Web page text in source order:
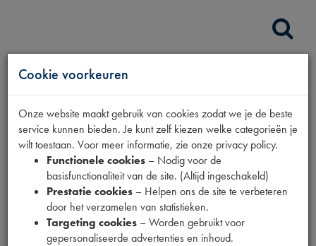
KROONMOER
HANDREMHEVEL
Productnummer
6200145
1,49 (€1,23excl. btw)
Cookie voorkeuren
Onze website maakt gebruik van cookies zodat we je de beste
service kunnen bieden. Je kunt zelf kiezen welke categorieën je
wilt toestaan. Voor meer informatie, zie onze privacy policy.
Functionele cookies – Nodig voor de
basisfunctionaliteit van de site. (Altijd ingeschakeld)
Prestatie cookies – Helpen ons de site te verbeteren
door het verzamelen van statistieken.
Targeting cookies – Worden gebruikt voor
gepersonaliseerde advertenties en inhoud.